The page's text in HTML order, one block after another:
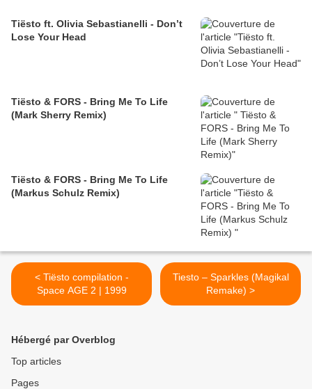
Tiësto ft. Olivia Sebastianelli - Don’t
Lose Your Head
Tiësto & FORS - Bring Me To Life
(Mark Sherry Remix)
Tiësto & FORS - Bring Me To Life
(Markus Schulz Remix)
< Tiësto compilation -
Space AGE 2 | 1999
Tiesto – Sparkles (Magikal
Remake) >
Hébergé par Overblog
Top articles
Pages